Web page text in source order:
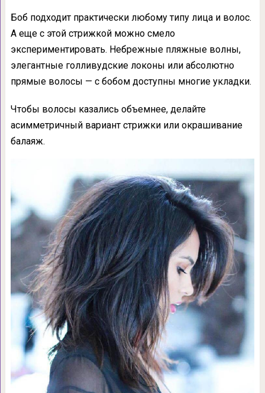
Боб подходит практически любому типу лица и волос.
А еще с этой стрижкой можно смело
экспериментировать. Небрежные пляжные волны,
элегантные голливудские локоны или абсолютно
прямые волосы — с бобом доступны многие укладки.
Чтобы волосы казались объемнее, делайте
асимметричный вариант стрижки или окрашивание
балаяж.